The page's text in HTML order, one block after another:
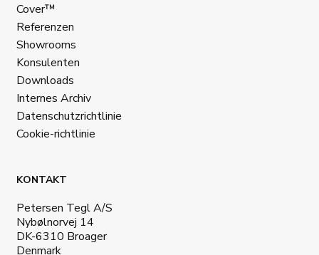
Cover™
Referenzen
Showrooms
Konsulenten
Downloads
Internes Archiv
Datenschutzrichtlinie
Cookie-richtlinie
KONTAKT
Petersen Tegl A/S
Nybølnorvej 14
DK-6310 Broager
Denmark